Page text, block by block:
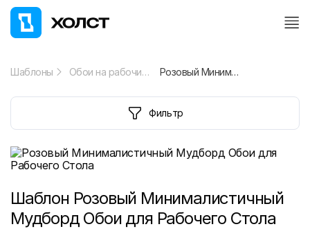
Шаблоны Обои на рабочий стол Розовый Минималистичный Мудборд Обои для Рабочего Стола
Фильтр
Шаблон Розовый Минималистичный
Мудборд Обои для Рабочего Стола